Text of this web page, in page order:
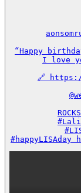
“Happy
I love
🔗